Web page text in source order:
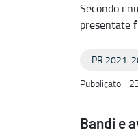
Secondo i
presentate
PR 2021-
Pubblicato il
Bandi e